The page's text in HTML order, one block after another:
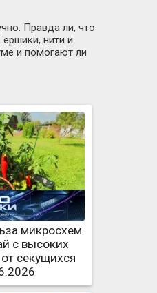
Правда ли, что
нити и
и помогают ли
микросхем
с высоких
секущихся